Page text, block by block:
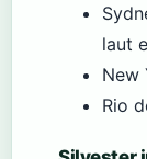
laut
New
Rio